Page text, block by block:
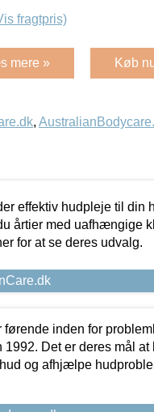
fragtpris)
mere » Køb
,
effektiv hudpleje til din
årtier med uafhængige
for at se deres udvalg.
inden for
Det er deres mål
og afhjælpe